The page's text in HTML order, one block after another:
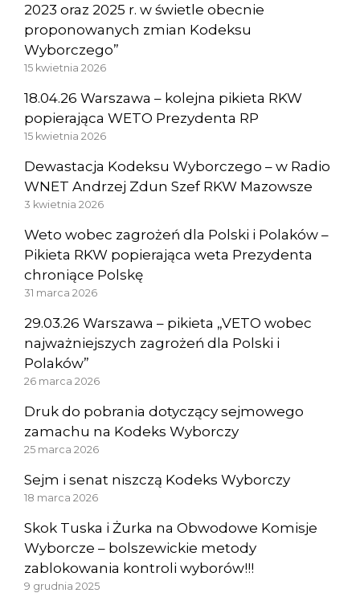
2023 oraz 2025 r. w świetle obecnie
proponowanych zmian Kodeksu
Wyborczego”
15 kwietnia 2026
18.04.26 Warszawa – kolejna pikieta RKW
popierająca WETO Prezydenta RP
15 kwietnia 2026
Dewastacja Kodeksu Wyborczego – w Radio
WNET Andrzej Zdun Szef RKW Mazowsze
3 kwietnia 2026
Weto wobec zagrożeń dla Polski i Polaków –
Pikieta RKW popierająca weta Prezydenta
chroniące Polskę
31 marca 2026
29.03.26 Warszawa – pikieta „VETO wobec
najważniejszych zagrożeń dla Polski i
Polaków”
26 marca 2026
Druk do pobrania dotyczący sejmowego
zamachu na Kodeks Wyborczy
25 marca 2026
Sejm i senat niszczą Kodeks Wyborczy
18 marca 2026
Skok Tuska i Żurka na Obwodowe Komisje
Wyborcze – bolszewickie metody
zablokowania kontroli wyborów!!!
9 grudnia 2025